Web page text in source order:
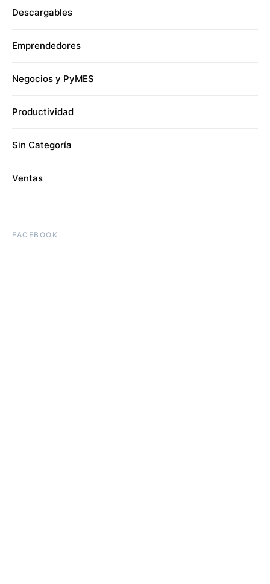
Descargables
Emprendedores
Negocios y PyMES
Productividad
Sin Categoría
Ventas
FACEBOOK